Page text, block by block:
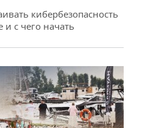
кибербезопасность
и с чего начать